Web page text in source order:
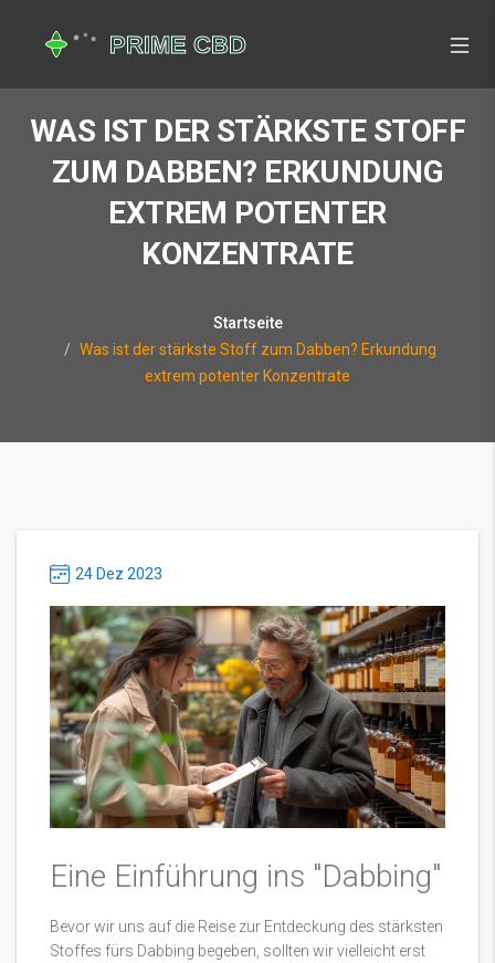
WAS IST DER STÄRKSTE STOFF
ZUM DABBEN? ERKUNDUNG
EXTREM POTENTER
KONZENTRATE
Startseite
Was ist der stärkste Stoff zum Dabben? Erkundung
extrem potenter Konzentrate
24 Dez 2023
Eine Einführung ins "Dabbing"
Bevor wir uns auf die Reise zur Entdeckung des stärksten
Stoffes fürs Dabbing begeben, sollten wir vielleicht erst